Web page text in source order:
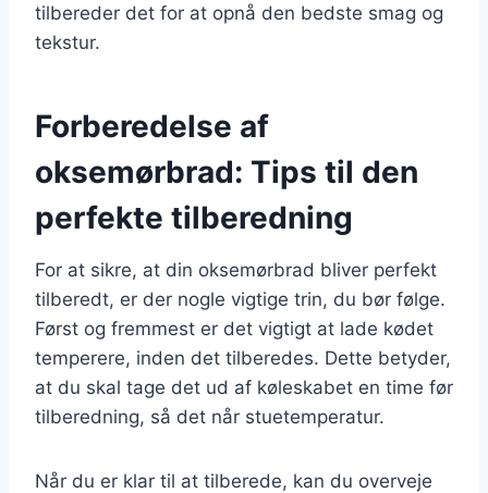
tilbereder det for at opnå den bedste smag og
tekstur.
Forberedelse af
oksemørbrad: Tips til den
perfekte tilberedning
For at sikre, at din oksemørbrad bliver perfekt
tilberedt, er der nogle vigtige trin, du bør følge.
Først og fremmest er det vigtigt at lade kødet
temperere, inden det tilberedes. Dette betyder,
at du skal tage det ud af køleskabet en time før
tilberedning, så det når stuetemperatur.
Når du er klar til at tilberede, kan du overveje